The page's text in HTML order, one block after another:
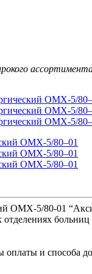
ОМХ-5/80-01
и способа